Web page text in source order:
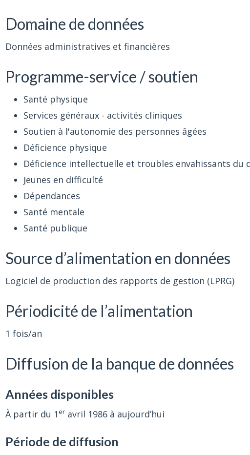
Domaine de données
Données administratives et financières
Programme-service / soutien
Santé physique
Services généraux - activités cliniques
Soutien à l'autonomie des personnes âgées
Déficience physique
Déficience intellectuelle et troubles envahissants du
Jeunes en difficulté
Dépendances
Santé mentale
Santé publique
Source d’alimentation en données
Logiciel de production des rapports de gestion (LPRG)
Périodicité de l’alimentation
1 fois/an
Diffusion de la banque de données
Années disponibles
À partir du 1eravril 1986 à aujourd’hui
Période de diffusion